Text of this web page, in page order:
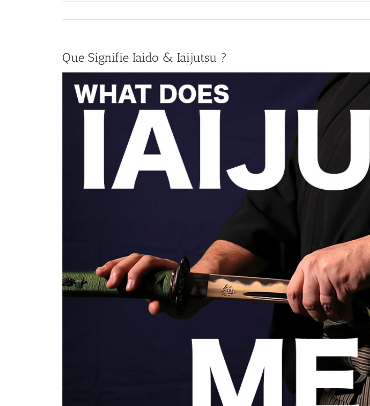
Que Signifie Iaido & Iaijutsu ?
Larger
Image